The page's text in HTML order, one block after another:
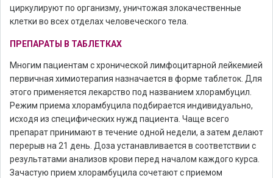
циркулируют по организму, уничтожая злокачественные
клетки во всех отделах человеческого тела.
ПРЕПАРАТЫ В ТАБЛЕТКАХ
Многим пациентам с хронической лимфоцитарной лейкемией
первичная химиотерапия назначается в форме таблеток. Для
этого применяется лекарство под названием хлорамбуцил.
Режим приема хлорамбуцила подбирается индивидуально,
исходя из специфических нужд пациента. Чаще всего
препарат принимают в течение одной недели, а затем делают
перерыв на 21 день. Доза устанавливается в соответствии с
результатами анализов крови перед началом каждого курса.
Зачастую прием хлорамбуцила сочетают с приемом